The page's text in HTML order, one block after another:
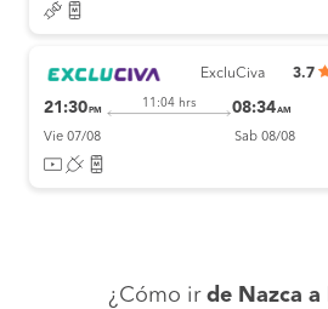
ExcluCiva 3.7
21:30 PM
11:04 hrs 08:34AM
Vie 07/08 Sab 08/08
¿Cómo ir de Nazca a